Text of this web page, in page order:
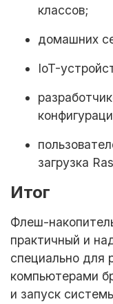
классов;
домашних
IoT-
загрузка
Итог
Флеш-
практичный и
специально для
компьютерами
и запуск